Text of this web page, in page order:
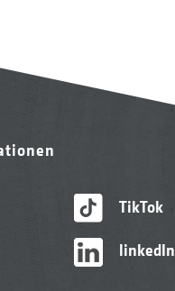
TikTok
linkedIn